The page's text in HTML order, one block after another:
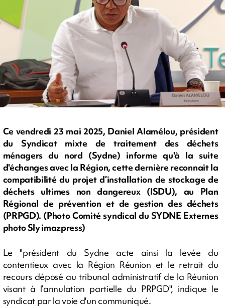
Ce vendredi 23 mai 2025, Daniel Alamélou, président
du Syndicat mixte de traitement des déchets
ménagers du nord (Sydne) informe qu'à la suite
d'échanges avec la Région, cette dernière reconnait la
compatibilité du projet d’installation de stockage de
déchets ultimes non dangereux (ISDU), au Plan
Régional de prévention et de gestion des déchets
(PRPGD). (Photo Comité syndical du SYDNE Externes
photo Sly imazpress)
Le "président du Sydne acte ainsi la levée du
contentieux avec la Région Réunion et le retrait du
recours déposé au tribunal administratif de la Réunion
visant à l’annulation partielle du PRPGD", indique le
syndicat par la voie d'un communiqué.